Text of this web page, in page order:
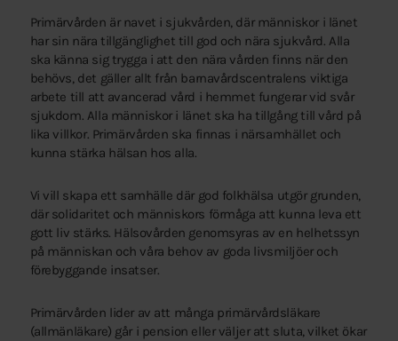
Primärvården är navet i sjukvården, där människor i länet
har sin nära tillgänglighet till god och nära sjukvård. Alla
ska känna sig trygga i att den nära vården finns när den
behövs, det gäller allt från barnavårdscentralens viktiga
arbete till att avancerad vård i hemmet fungerar vid svår
sjukdom. Alla människor i länet ska ha tillgång till vård på
lika villkor. Primärvården ska finnas i närsamhället och
kunna stärka hälsan hos alla.
Vi vill skapa ett samhälle där god folkhälsa utgör grunden,
där solidaritet och människors förmåga att kunna leva ett
gott liv stärks. Hälsovården genomsyras av en helhetssyn
på människan och våra behov av goda livsmiljöer och
förebyggande insatser.
Primärvården lider av att många primärvårdsläkare
(allmänläkare) går i pension eller väljer att sluta, vilket ökar